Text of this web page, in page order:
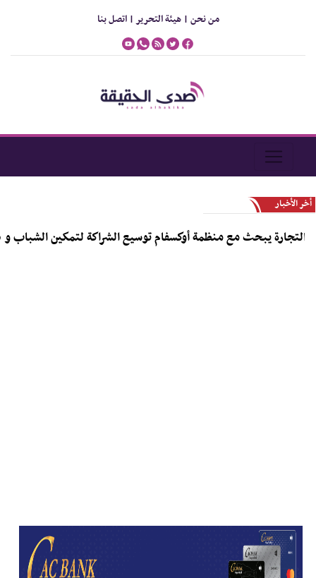
من نحن |هيئة التحرير |اتصل بنا
أخر الأخبار
يبحث مع منظمة أوكسفام توسيع الشراكة لتمكين الشباب و دعم